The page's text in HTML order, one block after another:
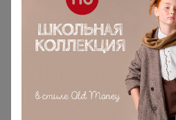
Как здесь все устроено?